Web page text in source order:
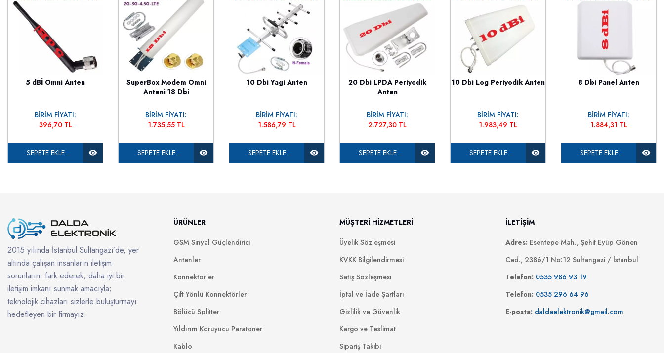
5 dBİ Omni Anten
BİRİM FİYATI:
396,70 TL
SEPETE EKLE
SuperBox Modem Omni
Anteni 18 Dbi
BİRİM FİYATI:
1.735,55 TL
SEPETE EKLE
10 Dbi Yagi Anten
BİRİM FİYATI:
1.586,79 TL
SEPETE EKLE
20 Dbi LPDA Periyodik
Anten
BİRİM FİYATI:
2.727,30 TL
SEPETE EKLE
10 Dbi Log Periyodik Anten
BİRİM FİYATI:
1.983,49 TL
SEPETE EKLE
8 Dbi Panel Anten
BİRİM FİYATI:
1.884,31 TL
SEPETE EKLE
2015 yılında İstanbul Sultangazi’de, yer
altında çalışan insanların iletişim
sorunlarını fark ederek, daha iyi bir
iletişim imkanı sunmak amacıyla;
teknolojik cihazları sizlerle buluşturmayı
hedefleyen bir firmayız.
ÜRÜNLER
GSM Sinyal Güçlendirici
Antenler
Konnektörler
Çift Yönlü Konnektörler
Bölücü Splitter
Yıldırım Koruyucu Paratoner
Kablo
MÜŞTERİ HİZMETLERİ
Üyelik Sözleşmesi
KVKK Bilgilendirmesi
Satış Sözleşmesi
İptal ve İade Şartları
Gizlilik ve Güvenlik
Kargo ve Teslimat
Sipariş Takibi
İLETİŞİM
Adres: Esentepe Mah., Şehit Eyüp Gönen
Cad., 2386/1 No:12 Sultangazi / İstanbul
Telefon: 0535 986 93 19
Telefon: 0535 296 64 96
E-posta: daldaelektronik@gmail.com